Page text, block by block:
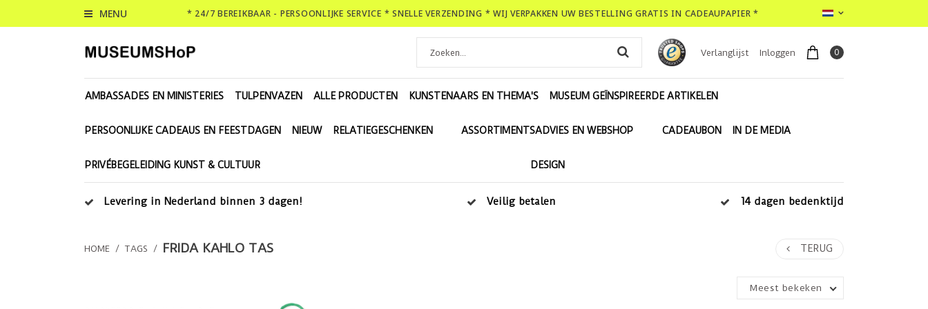
MENU * 24/7 BEREIKBAAR - PERSOONLIJKE SERVICE * SNELLE VERZENDING * WIJ VERPAKKEN UW BESTELLING GRATIS IN CADEAUPAPIER *
Verlanglijst Inloggen 0
AMBASSADES EN MINISTERIES TULPENVAZEN ALLE PRODUCTEN KUNSTENAARS EN THEMA'S MUSEUM GEÏNSPIREERDE ARTIKELEN
PERSOONLIJKE CADEAUS EN FEESTDAGEN NIEUW RELATIEGESCHENKEN ASSORTIMENTSADVIES EN WEBSHOP
DESIGN
CADEAUBON IN DE MEDIA
PRIVÉBEGELEIDING KUNST & CULTUUR
Levering in Nederland binnen 3 dagen! Veilig betalen 14 dagen bedenktijd
HOME / TAGS / FRIDA KAHLO TAS TERUG
Meest bekeken